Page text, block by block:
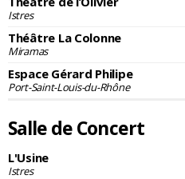
Istres
Théâtre La Colonne
Miramas
Espace Gérard Philipe
Port-Saint-Louis-du-Rhône
Salle de Concert
L'Usine
Istres